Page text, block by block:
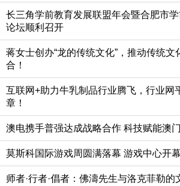
长三角学前教育发展联盟年会暨合肥市
论坛顺利召开
蒋女士创办“龙的传统文化”，推动传统文
合！
互联网+助力牛乳制品行业腾飞，行业网
章！
澳电携手普强达成战略合作 科技赋能澳
莫斯科国际游戏周圆满落幕 游戏中心开
师者·行者·倡者：佛濤先生与洛克菲勒的